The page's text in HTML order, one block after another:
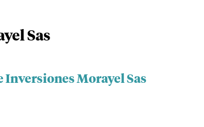
Sas
Inversiones Morayel Sas